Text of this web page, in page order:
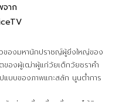
จาก
ของมหานักปราชญ์ผู้ยิ่งใหญ่ของ
ของผู้เฒ่าผู้แก่วัยเด็กวัยชราคำ
แบบของภาพแกะสลัก นูนต่ำการ